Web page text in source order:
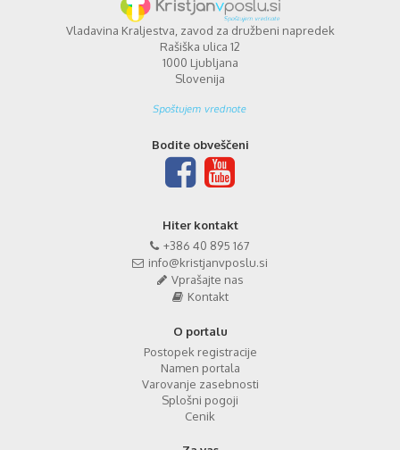
Vladavina Kraljestva, zavod za družbeni napredek
Rašiška ulica 12
1000 Ljubljana
Slovenija
Bodite obveščeni
Hiter kontakt
+386 40 895 167
info@kristjanvposlu.si
Vprašajte nas
Kontakt
O portalu
Postopek registracije
Namen portala
Varovanje zasebnosti
Splošni pogoji
Cenik